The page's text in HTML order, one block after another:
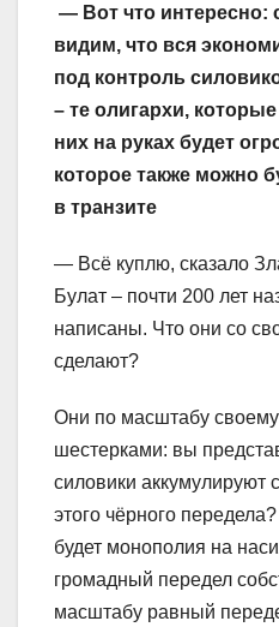
— Вот что
видим, что вся
под контроль
– те олигархи,
них на руках будет
которое также можно
в транзите
— Всё куплю, сказало
Булат – почти 200 лет
написаны. Что они со
сделают?
Они по масштабу своему
шестерками: вы
силовики аккумулируют
этого чёрного
будет монополия на
громадный передел
масштабу равный